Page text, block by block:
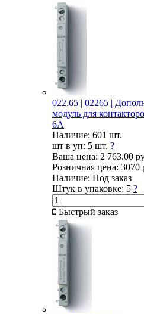
022.65 | 02265 |
модуль для
6А
Наличие: 601 шт.
шт в уп: 5 шт. ?
Ваша цена: 2 763.00
Розничная цена: 3070
Наличие: Под заказ
Штук в упаковке: 5 ?
Быстрый заказ